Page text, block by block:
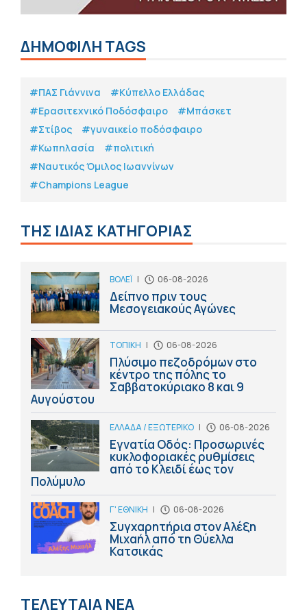
ΔΗΜΟΦΙΛΗ TAGS
#ΠΑΣ Γιάννινα
#Κύπελλο Ελλάδας
#Eρασιτεχνικό Ποδόσφαιρο
#Μπάσκετ
#Στίβος
#γυναικείο ποδόσφαιρο
#Κωπηλασία
#πολιτική
#Ναυτικός Όμιλος Ιωαννίνων
#Champions League
ΤΗΣ ΙΔΙΑΣ ΚΑΤΗΓΟΡΙΑΣ
ΒΟΛΕΪ | 06-08-2026
Δείπνο πριν τους
Μεσογειακούς Αγώνες
ΤΟΠΙΚΗ | 06-08-2026
Πλύσιμο πεζοδρόμων στο
κέντρο της πόλης το
Σαββατοκύριακο 8 και 9
Αυγούστου
ΕΛΛΑΔΑ / ΕΞΩΤΕΡΙΚΟ | 06-08-2026
Εγνατία Οδός: Προσωρινές
κυκλοφοριακές ρυθμίσεις
από το Κλειδί έως τον
Πολύμυλο
Γ' ΕΘΝΙΚΗ | 06-08-2026
Συγχαρητήρια στον Αλέξη
Μιχαήλ από τη Θύελλα
Κατσικάς
ΤΕΛΕΥΤΑΙΑ ΝΕΑ